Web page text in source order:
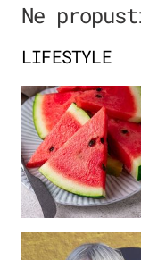
Ne
LIFESTYLE